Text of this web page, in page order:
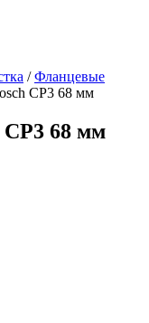
/Фланцевые
CP3 68 мм
68 мм